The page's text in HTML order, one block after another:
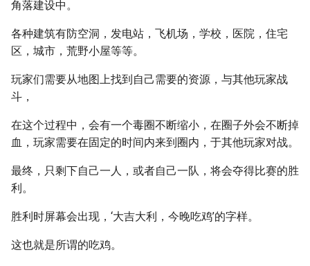
角落建设中。
各种建筑有防空洞，发电站，飞机场，学校，医院，住宅
区，城市，荒野小屋等等。
玩家们需要从地图上找到自己需要的资源，与其他玩家战
斗，
在这个过程中，会有一个毒圈不断缩小，在圈子外会不断掉
血，玩家需要在固定的时间内来到圈内，于其他玩家对战。
最终，只剩下自己一人，或者自己一队，将会夺得比赛的胜
利。
胜利时屏幕会出现，‘大吉大利，今晚吃鸡’的字样。
这也就是所谓的吃鸡。